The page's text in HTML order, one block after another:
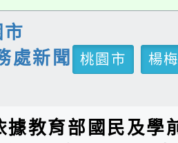
市
處新聞
桃園市
楊
據教育部國民及學